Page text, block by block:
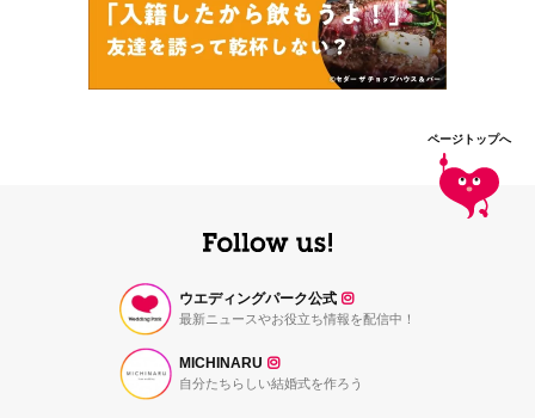
ページトップへ
ウエディングパーク公式
最新ニュースやお役立ち情報を配信中！
MICHINARU
自分たちらしい結婚式を作ろう